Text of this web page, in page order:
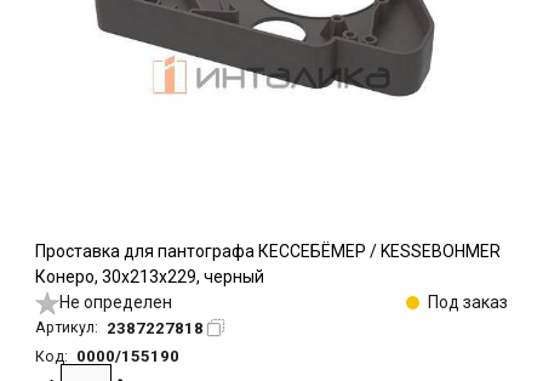
Проставка для пантографа КЕССЕБЁМЕР / KESSEBOHMER
Конеро, 30х213х229, черный
Не определен
Под заказ
Артикул: 2387227818
Код:
0000/155190